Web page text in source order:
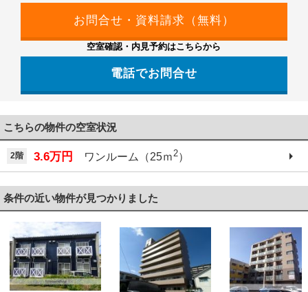
空室確認・内見予約はこちらから
電話でお問合せ
こちらの物件の空室状況
2階 3.6万円 ワンルーム（25ｍ2）
条件の近い物件が見つかりました